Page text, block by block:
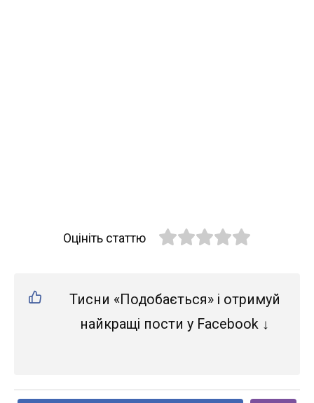
Оцініть статтю
Тисни «Подобається» і отримуй
найкращі пости у Facebook ↓